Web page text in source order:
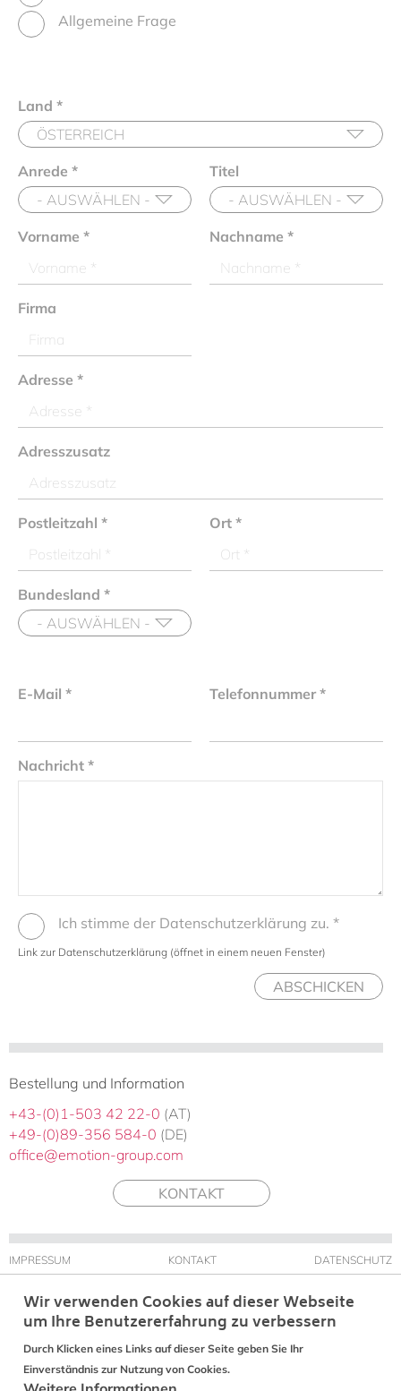
Allgemeine Frage
Land *
Anrede * Titel
Vorname * Nachname *
Firma
Adresse *
Adresszusatz
Postleitzahl * Ort *
Bundesland *
E-Mail * Telefonnummer*
Nachricht *
Ich stimme der Datenschutzerklärung zu. *
Link zur Datenschutzerklärung (öffnet in einem neuen Fenster)
ABSCHICKEN
Bestellung und Information
+43-(0)1-503 42 22-0 (AT)
+49-(0)89-356 584-0 (DE)
office@emotion-group.com
KONTAKT
IMPRESSUM KONTAKT DATENSCHUTZ
Wir verwenden Cookies auf dieser Webseite
um Ihre Benutzererfahrung zu verbessern
Durch Klicken eines Links auf dieser Seite geben Sie Ihr
Einverständnis zur Nutzung von Cookies.